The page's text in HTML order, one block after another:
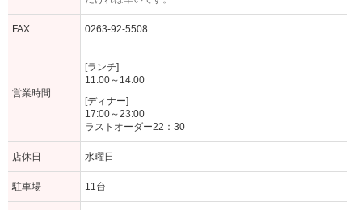
FAX 0263-92-5508
営業時間
[ランチ]
11:00～14:00
[ディナー]
17:00～23:00
ラストオーダー22：30
店休日 水曜日
駐車場 11台